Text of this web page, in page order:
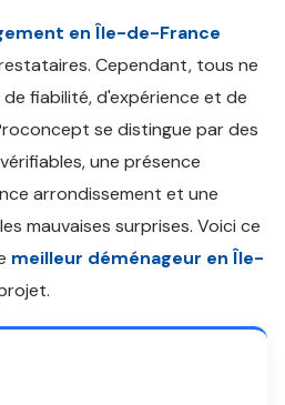
en Île-de-France
Cependant, tous ne
fiabilité, d'expérience et de
se distingue par des
une présence
arrondissement et une
mauvaises surprises. Voici ce
meilleur déménageur en Île-